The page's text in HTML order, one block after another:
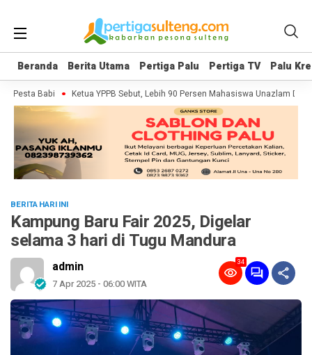
Beranda Berita Utama Pertiga Palu Pertiga TV Palu
Beranda Berita Utama Pertiga Palu Pertiga TV Palu
Pesta Babi Ketua YPPB Sebut, Lebih 90 Persen Mahasiswa Unazlam Dapat
BERITA HARI INI
Kampung Baru Fair 2025, Digelar
selama 3 hari di Tugu Mandura
admin
7 Apr 2025 - 06:00 WITA
34